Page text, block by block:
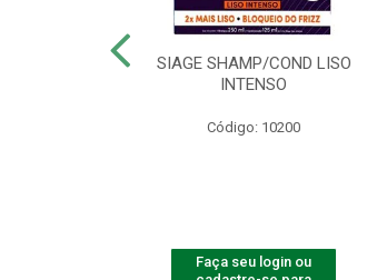
SIAGE SHAMP/COND LISO
INTENSO
Código: 10200
Faça seu login ou